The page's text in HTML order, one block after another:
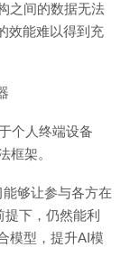
之间的数据无法
效能难以得到充
个人终端设备
框架。
够让参与各方在
下，仍然能利
模型，提升AI模